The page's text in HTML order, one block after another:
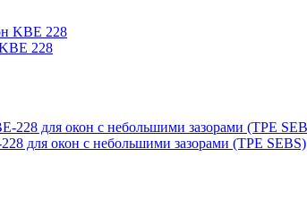
228
для окон с небольшими зазорами (TPE SEBS)